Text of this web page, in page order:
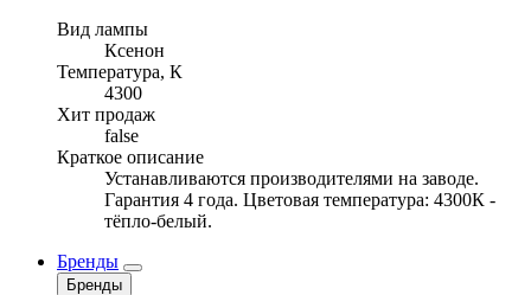
Вид лампы
Ксенон
Температура, К
4300
Хит продаж
false
Краткое описание
Устанавливаются производителями на заводе.
Гарантия 4 года. Цветовая температура: 4300К -
тёпло-белый.
Бренды
Бренды